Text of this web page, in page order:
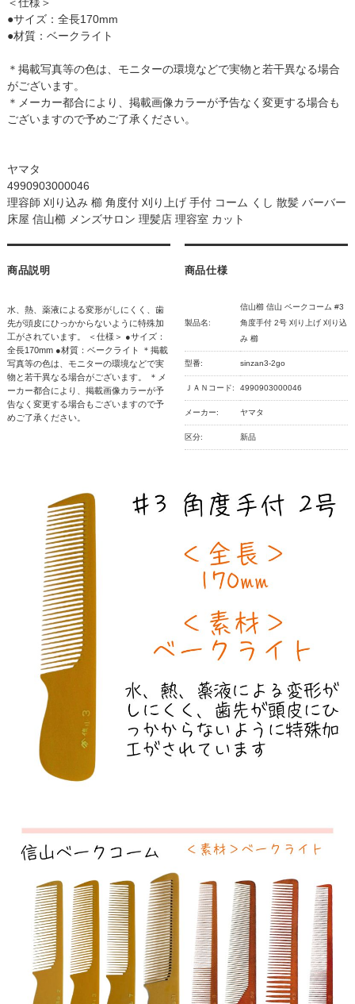
＜仕様＞
●サイズ：全長170mm
●材質：ベークライト
＊掲載写真等の色は、モニターの環境などで実物と若干異なる場合
がございます。
＊メーカー都合により、掲載画像カラーが予告なく変更する場合も
ございますので予めご了承ください。
ヤマタ
4990903000046
理容師 刈り込み 櫛 角度付 刈り上げ 手付 コーム くし 散髪 バーバー
床屋 信山櫛 メンズサロン 理髪店 理容室 カット
商品説明
水、熱、薬液による変形がしにくく、歯
先が頭皮にひっかからないように特殊加
工がされています。 ＜仕様＞ ●サイズ：
全長170mm ●材質：ベークライト ＊掲載
写真等の色は、モニターの環境などで実
物と若干異なる場合がございます。 ＊メ
ーカー都合により、掲載画像カラーが予
告なく変更する場合もございますので予
めご了承ください。
商品仕様
製品名:
信山櫛 信山 ベークコーム #3
角度手付 2号 刈り上げ 刈り込
み 櫛
型番: sinzan3-2go
ＪＡＮコード: 4990903000046
メーカー: ヤマタ
区分: 新品